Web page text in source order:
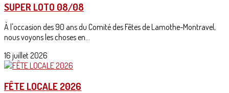
SUPER LOTO 08/08
À l'occasion des 90 ans du Comité des Fêtes de Lamothe-Montravel,
nous voyons les choses en...
16 juillet 2026
FÊTE LOCALE 2026